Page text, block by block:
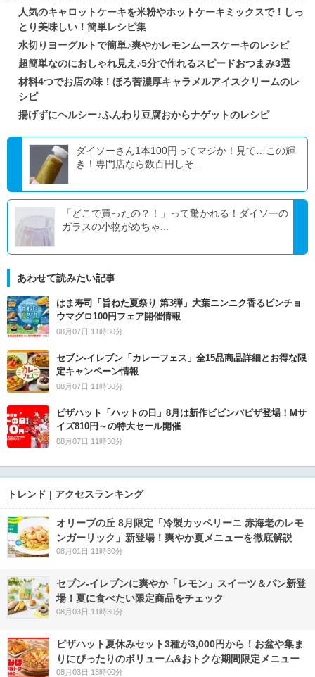
人気のキャロットケーキを米粉やホットケーキミックスで！しっ
とり美味しい！簡単レシピ集
水切りヨーグルトで簡単♪爽やかレモンムースケーキのレシピ
超簡単なのにおしゃれ見え♪5分で作れるスピードおつまみ3選
材料4つでお店の味！ほろ苦濃厚キャラメルアイスクリームのレ
シピ
揚げずにヘルシー♪ふんわり豆腐おからナゲットのレシピ
ダイソーさん1本100円ってマジか！見て…この輝
き！専門店なら数百円しそ...
「どこで買ったの？！」って驚かれる！ダイソーの
ガラスの小物がめちゃ...
あわせて読みたい記事
はま寿司「旨ねた夏祭り 第3弾」大葉ニンニク香るビンチョ
ウマグロ100円フェア開催情報
08月07日 11時30分
セブン‐イレブン「カレーフェス」全15品商品詳細とお得な限
定キャンペーン情報
08月07日 11時30分
ピザハット「ハットの日」8月は新作ビビンバピザ登場！Mサ
イズ810円～の特大セール開催
08月07日 11時30分
トレンド | アクセスランキング
オリーブの丘 8月限定「冷製カッペリーニ 赤海老のレモ
ンガーリック」新登場！爽やか夏メニューを徹底解説
08月01日 11時30分
セブン‐イレブンに爽やか「レモン」スイーツ＆パン新登
場！夏に食べたい限定商品をチェック
08月03日 11時30分
ピザハット夏休みセット3種が3,000円から！お盆や集ま
りにぴったりのボリューム&おトクな期間限定メニュー
08月03日 13時00分